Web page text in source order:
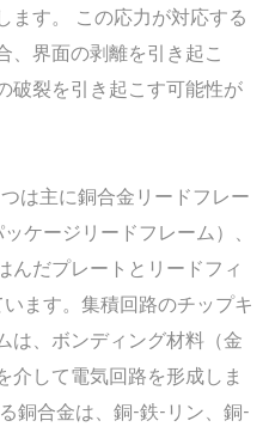
ます。 この応力が対応する
、界面の剥離を引き起こ
破裂を引き起こす可能性が
は主に銅合金リードフレー
ケージリードフレーム）、
んだプレートとリードフィ
ます。集積回路のチップキ
は、ボンディング材料（金
介して電気回路を形成しま
銅合金は、銅-鉄-リン、銅-